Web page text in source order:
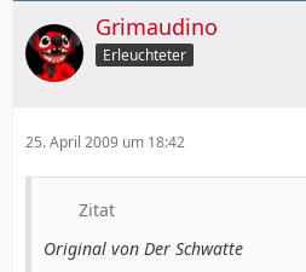
Grimaudino
Erleuchteter
25. April 2009 um 18:42
Zitat
Original von Der Schwatte